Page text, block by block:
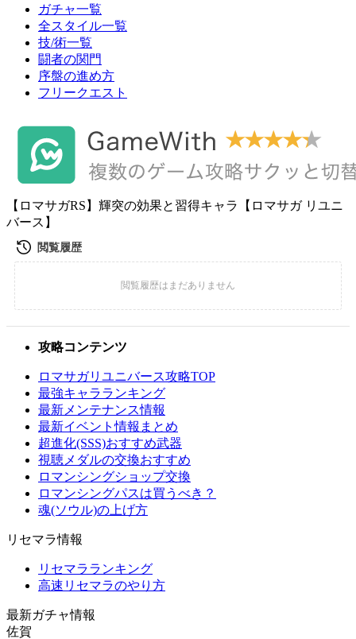
ガチャ一覧
全スタイル一覧
技/術一覧
闘者の関門
序盤の進め方
フリークエスト
【ロマサガRS】輝突の効果と習得キャラ【ロマサガ リユニ
バース】
攻略コンテンツ
ロマサガリユニバース攻略TOP
最強キャラランキング
最新メンテナンス情報
最新イベント情報まとめ
超進化(SSS)おすすめ武器
視聴メダルの交換おすすめ
ロマンシングショップ交換
ロマンシングパスは買うべき？
魂(ソウル)の上げ方
リセマラ情報
リセマラランキング
高速リセマラのやり方
最新ガチャ情報
佐賀